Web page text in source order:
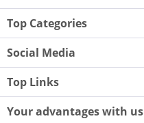
Top Categories
Social Media
Top Links
Your advantages with us